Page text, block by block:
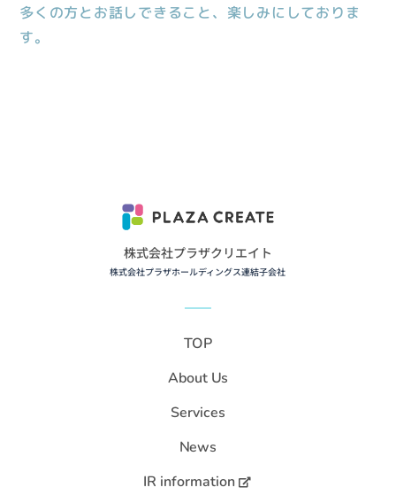
多くの方とお話しできること、楽しみにしておりま
す。
株式会社プラザクリエイト
株式会社プラザホールディングス連結子会社
TOP
About Us
Services
News
IR information